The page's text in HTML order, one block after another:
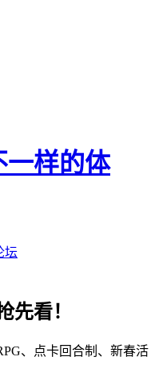
一样的体
坛
先看！
、点卡回合制、新春活